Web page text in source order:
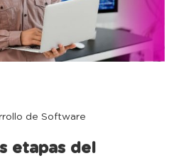
de Software
etapas del